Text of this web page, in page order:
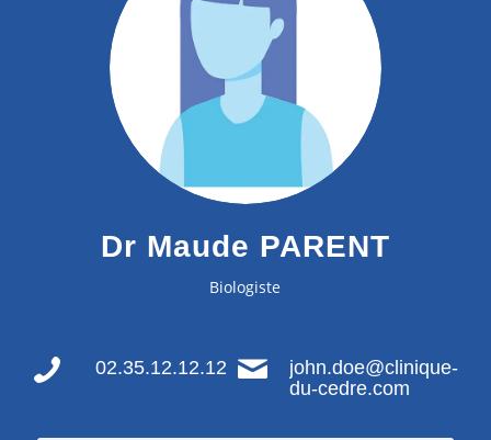
Dr Maude PARENT
Biologiste
02.35.12.12.12
john.doe@clinique-
du-cedre.com